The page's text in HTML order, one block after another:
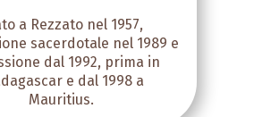
a Rezzato nel 1957,
sacerdotale nel 1989 e
dal 1992, prima in
e dal 1998 a
Mauritius.